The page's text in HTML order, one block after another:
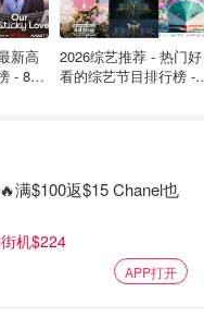
裤和我的相似度简直超
要500块啊，比我的裤
了解解恨～
新高
- 8月
2026综艺推荐 - 热门好
看的综艺节目排行榜 -
满$100返$15 Chanel也
机$224
APP打开